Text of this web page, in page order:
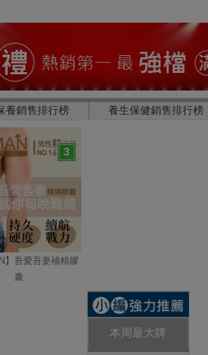
養銷售排行榜 養生保健銷售排行榜
3
】吾愛吾妻補精膠
囊
本周最大牌